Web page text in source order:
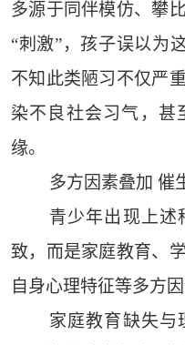
多源于同伴模仿、攀
“刺激”，孩子误以为
不知此类陋习不仅严
染不良社会习气，甚
缘。
多方因素叠加 催
青少年出现上述
致，而是家庭教育、
自身心理特征等多方
家庭教育缺失与